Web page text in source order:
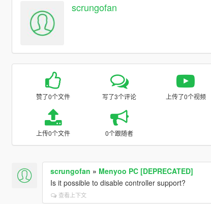
scrungofan
赞了0个文件 写了3个评论 上传了0个视频
上传0个文件 0个跟随者
scrungofan » Menyoo PC [DEPRECATED]
Is it possible to disable controller support?
查看上下文